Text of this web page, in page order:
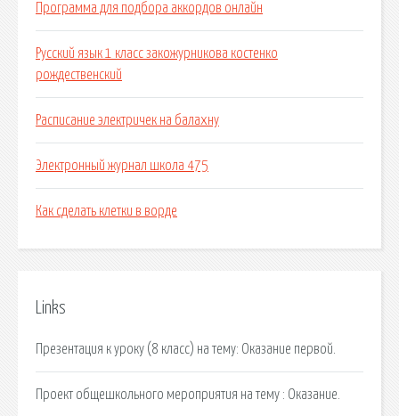
Программа для подбора аккордов онлайн
Русский язык 1 класс закожурникова костенко
рождественский
Расписание электричек на балахну
Электронный журнал школа 475
Как сделать клетки в ворде
Links
Презентация к уроку (8 класс) на тему: Оказание первой.
Проект общешкольного мероприятия на тему : Оказание.